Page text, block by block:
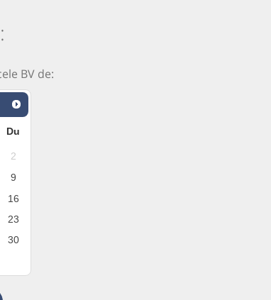
BV de:
Du
2
9
16
23
30